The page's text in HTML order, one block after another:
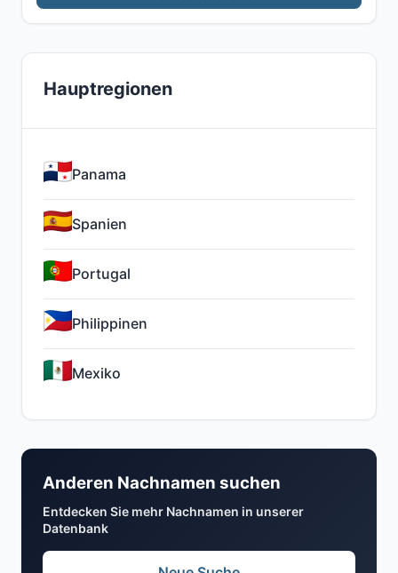
Hauptregionen
Panama
Spanien
Portugal
Philippinen
Mexiko
Anderen Nachnamen suchen
Entdecken Sie mehr Nachnamen in unserer
Datenbank